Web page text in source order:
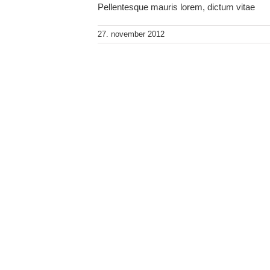
Pellentesque mauris lorem, dictum vitae
27. november 2012